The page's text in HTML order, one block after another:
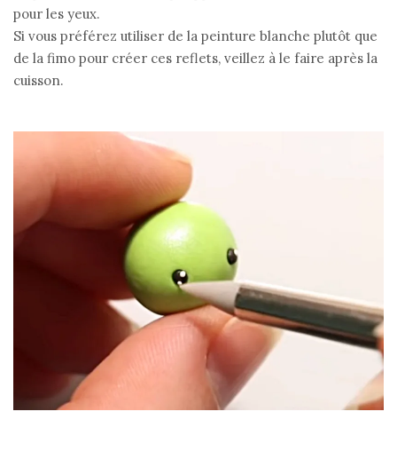
pour les yeux.
Si vous préférez utiliser de la peinture blanche plutôt que
de la fimo pour créer ces reflets, veillez à le faire après la
cuisson.